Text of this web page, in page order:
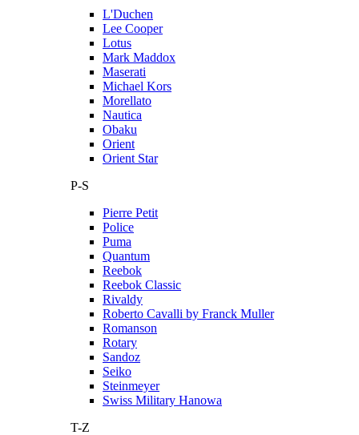
L'Duchen
Lee Cooper
Lotus
Mark Maddox
Maserati
Michael Kors
Morellato
Nautica
Obaku
Orient
Orient Star
P-S
Pierre Petit
Police
Puma
Quantum
Reebok
Reebok Classic
Rivaldy
Roberto Cavalli by Franck Muller
Romanson
Rotary
Sandoz
Seiko
Steinmeyer
Swiss Military Hanowa
T-Z